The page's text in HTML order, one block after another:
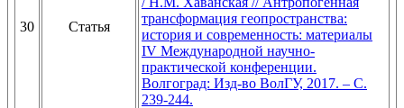
30 Статья
трансформация геопространства:
история и современность: материалы
IV Международной научно-
практической конференции.
Волгоград: Изд-во ВолГУ, 2017. – С.
239-244.